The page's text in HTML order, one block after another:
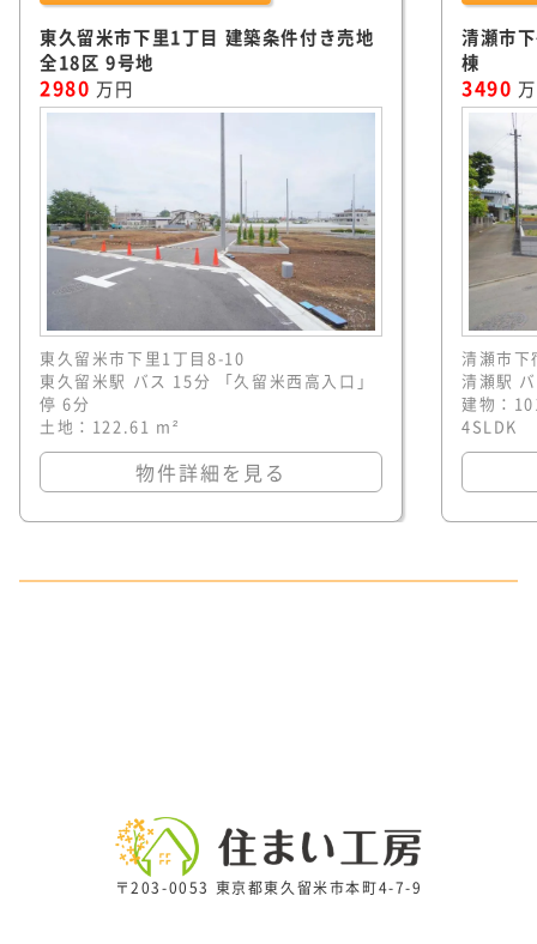
東久留米市下里1丁目 建築条件付き売地
全18区 9号地
2980 万円
東久留米市下里1丁目8-10
東久留米駅 バス 15分 「久留米西高入口」
停 6分
土地：122.61 m²
物件詳細を見る
清瀬市
棟
3490
清瀬市
清瀬駅
建物：
4SLDK
〒203-0053 東京都東久留米市本町4-7-9